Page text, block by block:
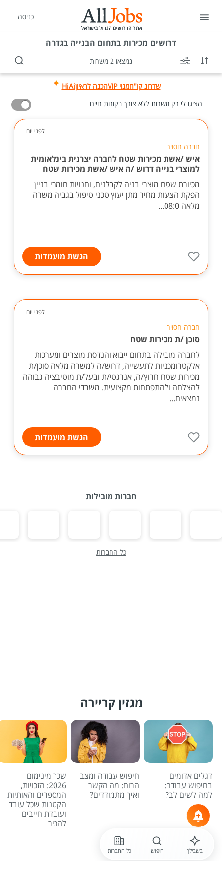
כניסה
דרושים מכירות בתחום הבנייה בגדרה
נמצאו 2 משרות
שדרוג קו"חמנוי VIP הכנה לראיוןHiAi
הציגו לי רק משרות ללא צורך בקורות חיים
לפני יום
חברה חסויה
איש /אשת מכירות שטח לחברה יצרנית בינלאומית
למוצרי בנייה דרוש /ה איש /אשת מכירות שטח
מכיורת שטח מוצרי בניה לקבלנים, וחנויות חומרי בניין
הפקת הצעות מחיר מתן יעוץ טכני טיפול בגביה משרה
מלאה 08:0...
הגשת מועמדות
לפני יום
חברה חסויה
סוכן /ת מכירות שטח
לחברה מובילה בתחום ייבוא והנדסת מוצרים ומערכות
אלקטרומכניות לתעשייה, דרוש/ה למשרה מלאה סוכן/ת
מכירות שטח חרוץ/ה, אנרגטי/ת ובעל/ת מוטיבציה גבוהה
להצלחה ולהתפתחות מקצועית. משרדי החברה
נמצאים...
הגשת מועמדות
חברות מובילות
כל החברות
מגזין קריירה
דגלים אדומים
בחיפוש עבודה:
למה לשים לב?
חיפוש עבודה ומצב
הרוח: מה הקשר
ואיך מתמודדים?
שכר מינימום
2026: הזכויות,
המספרים והאותיות
הקטנות שכל עובד
ועובדת חייבים
להכיר
לכל הכתבות
בשבילך חיפוש כל החברות